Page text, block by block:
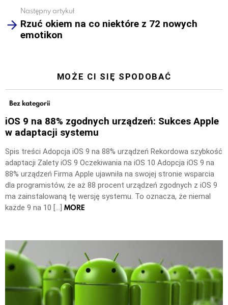
Następny artykuł
Rzuć okiem na co niektóre z 72 nowych
emotikon
MOŻE CI SIĘ SPODOBAĆ
Bez kategorii
iOS 9 na 88% zgodnych urządzeń: Sukces Apple
w adaptacji systemu
Spis treści Adopcja iOS 9 na 88% urządzeń Rekordowa szybkość
adaptacji Zalety iOS 9 Oczekiwania na iOS 10 Adopcja iOS 9 na
88% urządzeń Firma Apple ujawniła na swojej stronie wsparcia
dla programistów, że aż 88 procent urządzeń zgodnych z iOS 9
ma zainstalowaną tę wersję systemu. To oznacza, że niemal
każde 9 na 10 […] MORE